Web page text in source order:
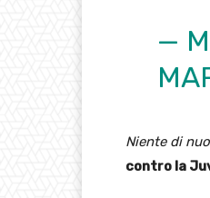
—
Niente di
contro la